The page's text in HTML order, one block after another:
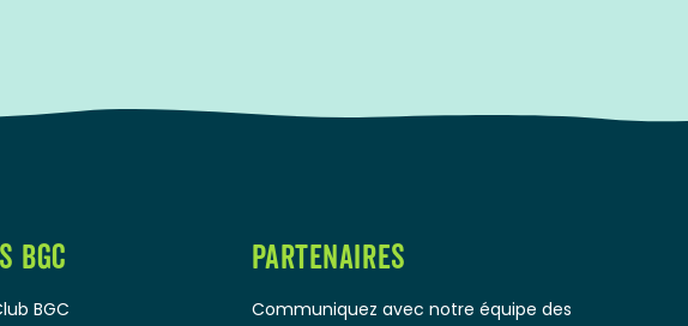
BGC
BGC
PARTENAIRES
Communiquez avec notre équipe des